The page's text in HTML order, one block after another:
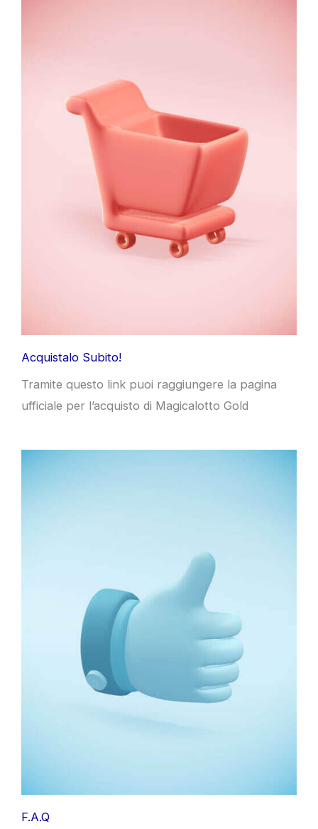
Acquistalo Subito!
Tramite questo link puoi raggiungere la pagina
ufficiale per l’acquisto di Magicalotto Gold
F.A.Q